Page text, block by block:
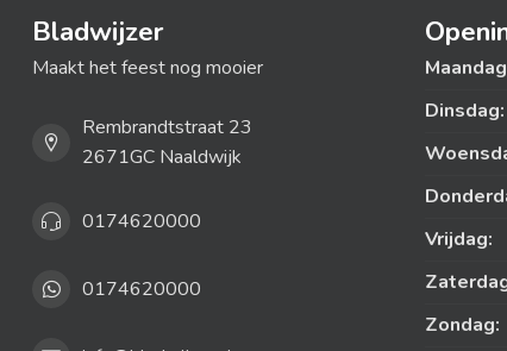
Bladwijzer
Maakt het feest nog mooier
Rembrandtstraat 23
2671GC Naaldwijk
0174620000
0174620000
Dinsdag:
Vrijdag:
Zondag: